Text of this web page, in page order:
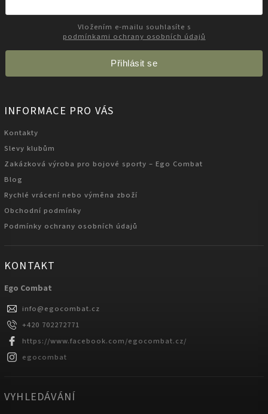
podmínkami ochrany osobních údajů
Přihlásit se
INFORMACE PRO VÁS
Kontakty
Slevy klubům
Zakázková výroba pro bojové sporty – Ego Combat
Blog
Rychlé vrácení nebo výměna zboží
Obchodní podmínky
Podmínky ochrany osobních údajů
KONTAKT
Ego Combat
info@egocombat.cz
+420 702272771
https://www.facebook.com/egocombat.cz/
egocombat
VYHLEDÁVÁNÍ